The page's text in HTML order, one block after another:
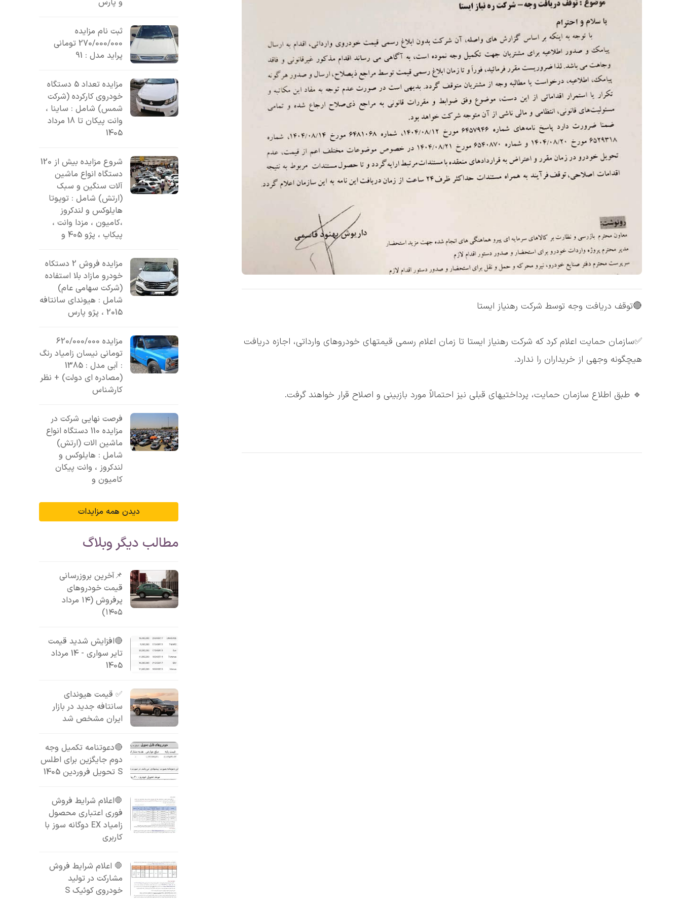
🔴توقف دریافت وجه توسط شرکت رهنیاز ایستا
✅سازمان حمایت اعلام کرد که شرکت رهنیاز ایستا تا زمان اعلام رسمی قیمتهای خودروهای وارداتی، اجازه دریافت
هیچگونه وجهی از خریداران را ندارد.
🔹 طبق اطلاع سازمان حمایت، پرداختیهای قبلی نیز احتمالاً مورد بازبینی و اصلاح قرار خواهند گرفت.
و پارس
ثبت نام مزایده
270/000/000 تومانی
پراید مدل : 91
مزایده تعداد 5 دستگاه
خودروی کارکرده (شرکت
شمس) شامل : ساینا ،
وانت پیکان تا 18 مرداد
1405
شروع مزایده بیش از 120
دستگاه انواع ماشین
آلات سنگین و سبک
(ارتش) شامل : تویوتا
هایلوکس و لندکروز
،کامیون ، مزدا وانت ،
پیکاپ ، پژو 405 و
مزایده فروش 2 دستکاه
خودرو مازاد بلا استفاده
(شرکت سهامی عام)
شامل : هیوندای سانتافه
2015 ، پژو پارس
مزایده 620/000/000
تومانی نیسان زامیاد رنگ
: آبی مدل : 1385
(مصادره ای دولت) + نظر
کارشناس
فرصت نهایی شرکت در
مزایده 110 دستگاه انواع
ماشین الات (ارتش)
شامل : هایلوکس و
لندکروز ، وانت پیکان
کامیون و
دیدن همه مزایدات
مطالب دیگر وبلاگ
📌آخرین بروزرسانی
قیمت خودروهای
پرفروش (۱۴ مرداد
۱۴۰۵)
🔴افزایش شدید قیمت
تایر سواری - 14 مرداد
1405
✅ قیمت هیوندای
سانتافه جدید در بازار
ایران مشخص شد
🔴دعوتنامه تکمیل وجه
دوم جایگزین برای اطلس
S تحویل فروردین 1405
🛑اعلام شرایط فروش
فوری اعتباری محصول
زامیاد EX دوگانه سوز با
کاربری
🛑 اعلام شرایط فروش
مشارکت در تولید
خودروی کوئیک S